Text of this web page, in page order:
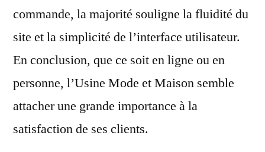
commande, la majorité souligne la fluidité du
site et la simplicité de l’interface utilisateur.
En conclusion, que ce soit en ligne ou en
personne, l’Usine Mode et Maison semble
attacher une grande importance à la
satisfaction de ses clients.